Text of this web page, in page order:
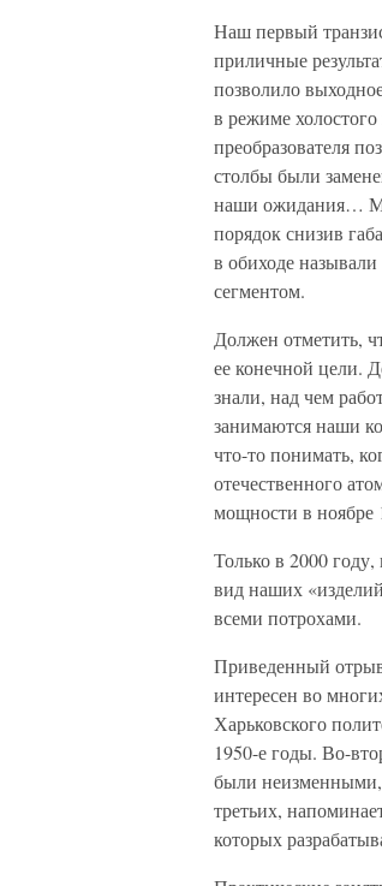
Наш первый
приличные
позволило
в режиме
преобразователя
столбы были
наши ожидания…
порядок снизив
в обиходе
сегментом.
Должен отметить,
ее конечной цели.
знали, над чем
занимаются наши
что-то понимать,
отечественного
мощности в ноябре
Только в 2000
вид наших
всеми потрохами.
Приведенный
интересен во
Харьковского
1950-е годы. Во-
были неизменными,
третьих,
которых